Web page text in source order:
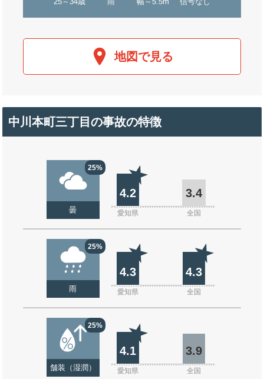
地図で見る
中川本町三丁目の事故の特徴
25%
曇
4.2 3.4
愛知県 全国
25%
雨
4.3 4.3
愛知県 全国
25%
舗装（湿潤）
4.1 3.9
愛知県 全国